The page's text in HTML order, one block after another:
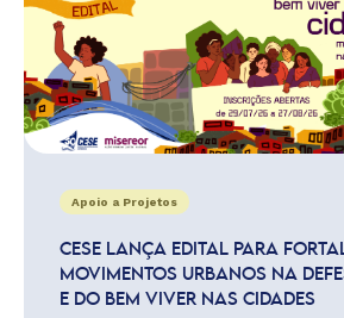
Apoio a Projetos
CESE LANÇA EDITAL PARA
MOVIMENTOS URBANOS NA
E DO BEM VIVER NAS CIDADES